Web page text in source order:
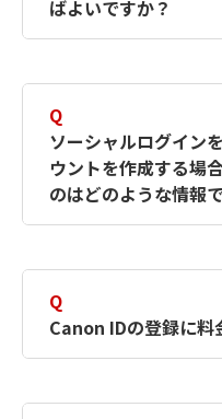
ばよいですか？
す。詳しい作成方
何ですか？
ださい。
Q
ソーシャルログイン
ウントを作成する場
のはどのような情報
択したサービス
簡単に作成できる
Canon IDの登録
Q
Canon IDの登録に料